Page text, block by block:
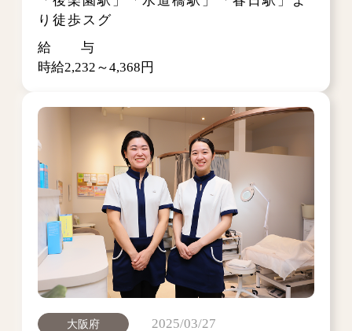
り徒歩スグ
給 与
時給2,232～4,368円
大阪府 2025/03/27